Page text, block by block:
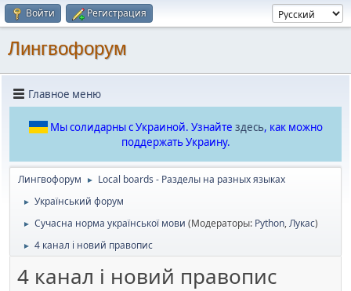
Войти Регистрация
Лингвофорум
Главное меню
Мы солидарны с Украиной. Узнайте здесь, как можно
поддержать Украину.
Лингвофорум ► Local boards - Разделы на разных языках
► Український форум
► Сучасна норма української мови (Модераторы: Python,Лукас)
► 4 канал і новий правопис
4 канал і новий правопис